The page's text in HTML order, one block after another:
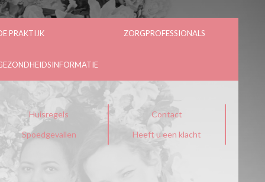
PRAKTIJK ZORGPROFESSIONALS
Huisregels
Contact
Spoedgevallen
Heeft u een klacht